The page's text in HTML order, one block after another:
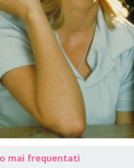
mai frequentati